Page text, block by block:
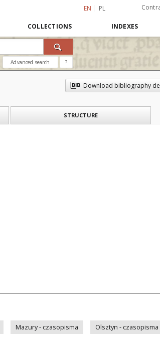
EN PL
COLLECTIONS INDEXES
Advanced search ?
Download bibliography
STRUCTURE
Mazury - czasopisma
Olsztyn - czasopisma